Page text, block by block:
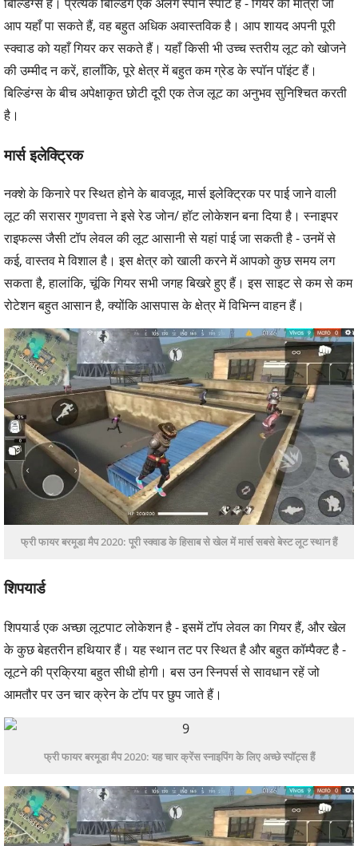
आप यहाँ पा सकते हैं, वह बहुत अधिक अवास्तविक है। आप शायद अपनी पूरी
स्क्वाड को यहाँ गियर कर सकते हैं। यहाँ किसी भी उच्च स्तरीय लूट को खोजने
की उम्मीद न करें, हालाँकि, पूरे क्षेत्र में बहुत कम ग्रेड के स्पॉन पॉइंट हैं।
बिल्डिंग्स के बीच अपेक्षाकृत छोटी दूरी एक तेज लूट का अनुभव सुनिश्चित करती
है।
मार्स इलेक्ट्रिक
नक्शे के किनारे पर स्थित होने के बावजूद, मार्स इलेक्ट्रिक पर पाई जाने वाली
लूट की सरासर गुणवत्ता ने इसे रेड जोन/ हॉट लोकेशन बना दिया है। स्नाइपर
राइफल्स जैसी टॉप लेवल की लूट आसानी से यहां पाई जा सकती है - उनमें से
कई, वास्तव मे विशाल है। इस क्षेत्र को खाली करने में आपको कुछ समय लग
सकता है, हालांकि, चूंकि गियर सभी जगह बिखरे हुए हैं। इस साइट से कम से कम
रोटेशन बहुत आसान है, क्योंकि आसपास के क्षेत्र में विभिन्न वाहन हैं।
फ्री फायर बरमूडा मैप 2020: पूरी स्क्वाड के हिसाब से खेल में मार्स सबसे बेस्ट लूट स्थान हैं
शिपयार्ड
शिपयार्ड एक अच्छा लूटपाट लोकेशन है - इसमें टॉप लेवल का गियर हैं, और खेल
के कुछ बेहतरीन हथियार हैं। यह स्थान तट पर स्थित है और बहुत कॉम्पैक्ट है -
लूटने की प्रक्रिया बहुत सीधी होगी। बस उन स्निपर्स से सावधान रहें जो
आमतौर पर उन चार क्रेन के टॉप पर छुप जाते हैं।
फ्री फायर बरमूडा मैप 2020: यह चार क्रेंस स्नाइपिंग के लिए अच्छे स्पॉट्स हैं